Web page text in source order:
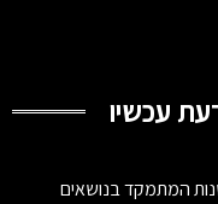
עכשיו
המתמקד בנושאים